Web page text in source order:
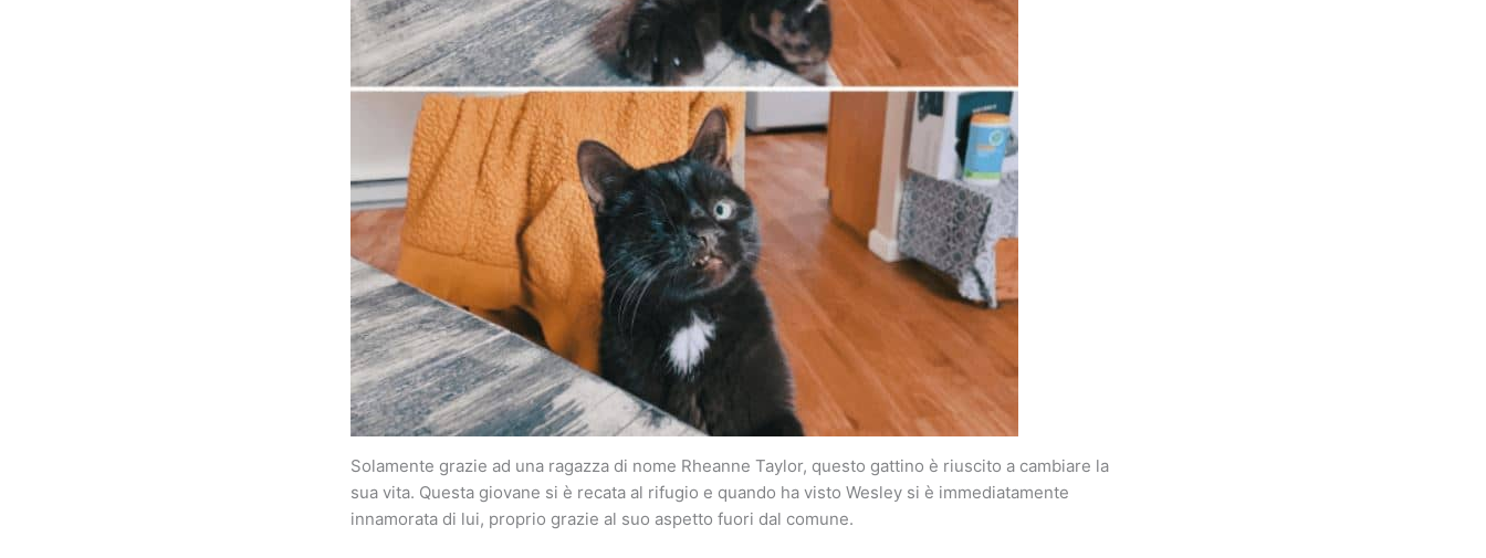
Solamente grazie ad una ragazza di nome Rheanne Taylor, questo gattino è riuscito a cambiare la
sua vita. Questa giovane si è recata al rifugio e quando ha visto Wesley si è immediatamente
innamorata di lui, proprio grazie al suo aspetto fuori dal comune.